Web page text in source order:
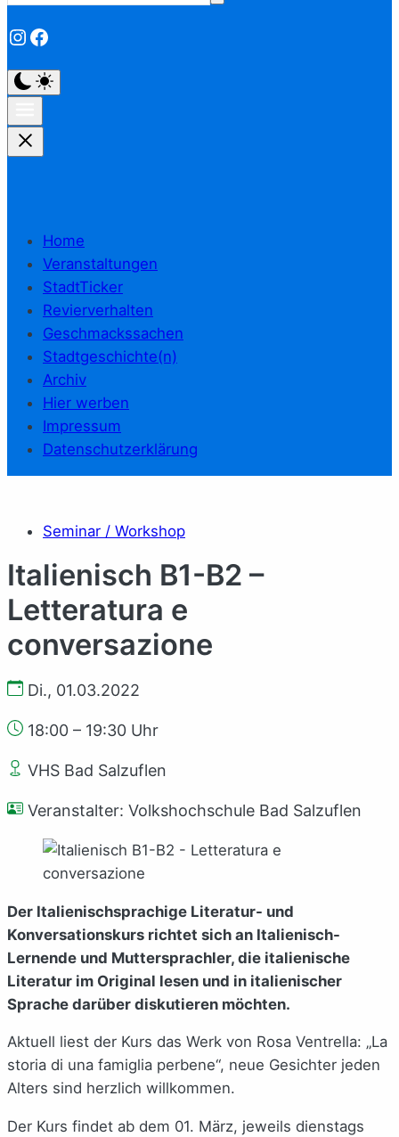
Instagram
Facebook
Home
Veranstaltungen
StadtTicker
Revierverhalten
Geschmackssachen
Stadtgeschichte(n)
Archiv
Hier werben
Impressum
Datenschutzerklärung
Seminar / Workshop
Italienisch B1-B2 –
Letteratura e
conversazione
Di., 01.03.2022
18:00 – 19:30 Uhr
VHS Bad Salzuflen
Veranstalter: Volkshochschule Bad Salzuflen
Der Italienischsprachige Literatur- und
Konversationskurs richtet sich an Italienisch-
Lernende und Muttersprachler, die italienische
Literatur im Original lesen und in italienischer
Sprache darüber diskutieren möchten.
Aktuell liest der Kurs das Werk von Rosa Ventrella: „La
storia di una famiglia perbene“, neue Gesichter jeden
Alters sind herzlich willkommen.
Der Kurs findet ab dem 01. März, jeweils dienstags